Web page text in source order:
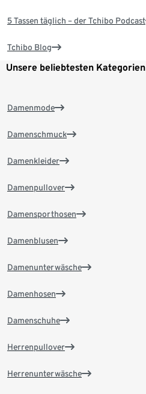
5 Tassen täglich – der Tchibo Podcast
Tchibo Blog
Unsere beliebtesten Kategorien
Damenmode
Damenschmuck
Damenkleider
Damenpullover
Damensporthosen
Damenblusen
Damenunterwäsche
Damenhosen
Damenschuhe
Herrenpullover
Herrenunterwäsche